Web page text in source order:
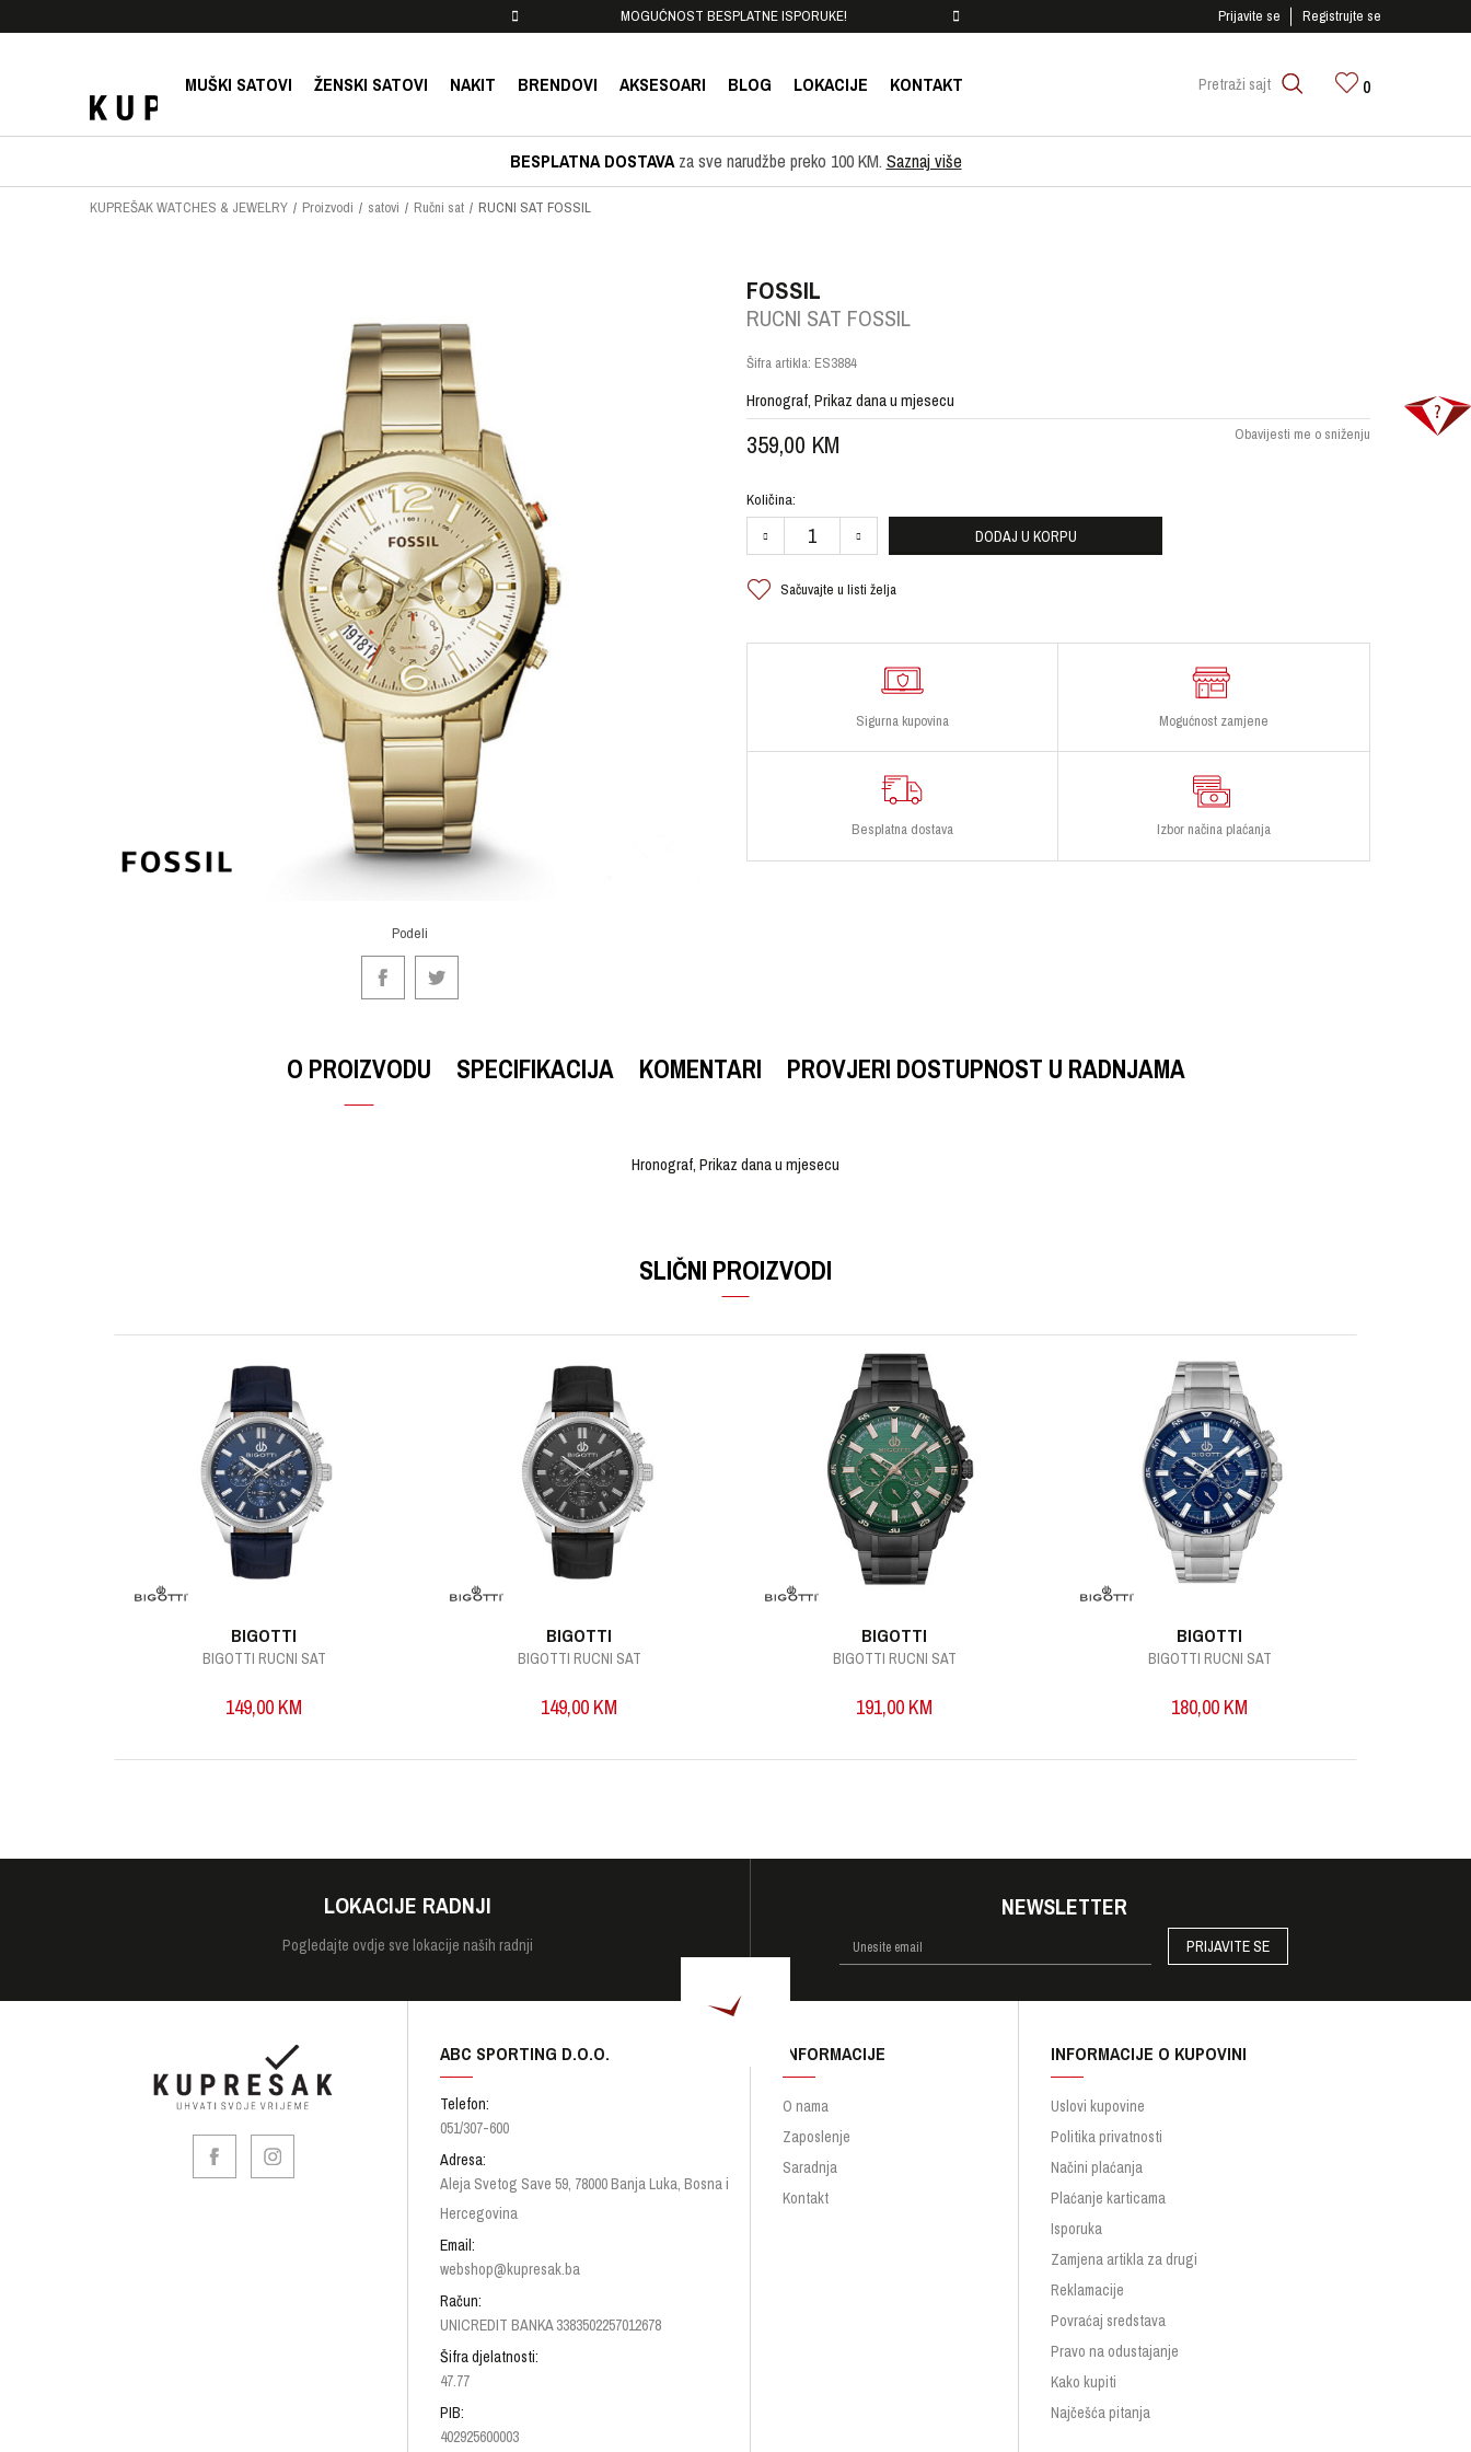
MOGUĆNOST BESPLATNE ISPORUKE! SIGURNO PLAĆANJE PLATNIM KARTICAMA!
Prijavite se Registrujte se
MUŠKI SATOVI ŽENSKI SATOVI NAKIT BRENDOVI AKSESOARI BLOG LOKACIJE KONTAKT Pretraži sajt 0
BESPLATNA DOSTAVAza sve narudžbe preko 100 KM. Saznaj više
KUPREŠAK WATCHES & JEWELRY Proizvodi satovi Ručni sat RUCNI SAT FOSSIL
Podeli
FOSSIL
RUCNI SAT FOSSIL
Šifra artikla: ES3884
Hronograf, Prikaz dana u mjesecu
359,00 KM Obavijesti me o sniženju
Količina:
DODAJ U KORPU
Sačuvajte u listi želja
Sigurna kupovina Mogućnost zamjene
Besplatna dostava Izbor načina plaćanja
O PROIZVODU SPECIFIKACIJA KOMENTARI PROVJERI DOSTUPNOST U RADNJAMA
Hronograf, Prikaz dana u mjesecu
SLIČNI PROIZVODI
BIGOTTI
BIGOTTI RUCNI SAT
149,00 KM
BIGOTTI
BIGOTTI RUCNI SAT
149,00 KM
BIGOTTI
BIGOTTI RUCNI SAT
191,00 KM
BIGOTTI
BIGOTTI RUCNI SAT
180,00 KM
LOKACIJE RADNJI
Pogledajte ovdje sve lokacije naših radnji
NEWSLETTER
PRIJAVITE SE
ABC SPORTING D.O.O.
Telefon:
051/307-600
Adresa:
Aleja Svetog Save 59, 78000 Banja Luka, Bosna i
Hercegovina
Email:
webshop@kupresak.ba
Račun:
UNICREDIT BANKA 3383502257012678
Šifra djelatnosti:
47.77
PIB:
402925600003
INFORMACIJE
O nama
Zaposlenje
Saradnja
Kontakt
INFORMACIJE O KUPOVINI
Uslovi kupovine
Politika privatnosti
Načini plaćanja
Plaćanje karticama
Isporuka
Zamjena artikla za drugi
Reklamacije
Povraćaj sredstava
Pravo na odustajanje
Kako kupiti
Najčešća pitanja